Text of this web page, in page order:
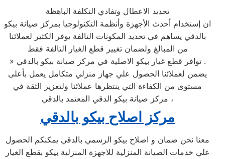
تحديد الاعطال وتفادي التكلفة الباهظة
ان إستخدام أحدث الأجهزة وأنظمة التكنولوجيا بمركز صيانة بيكو
بالدقي يساهم في تحديد المكونات التالفة يوفر الكثير لعملائنا
من المبالغ ولضمان تغيير قطع الغيار التالفة فقط
» توافر قطع غيار بيكو الاصلية في مركز صيانة بيكو بالدقي .
يضمن لعملائنا الحصول علي جهاز منزلي متكامل يعمل بأعلى
مستوى من الكفاءة التي ينتظرها عملائنا ولتعزيز الثقة في
مركز صيانة بيكو الدقي المعتمد بالدقي ،
مركز اصلاح بيكو بالدقي
معنا نحن ضمان و اصلاح بيكو الرسمي بالدقي يمكنكم الحصول
علي خدمات الصيانة المنزلية للاجهزة المنزلية بيكو بقطع الغيار